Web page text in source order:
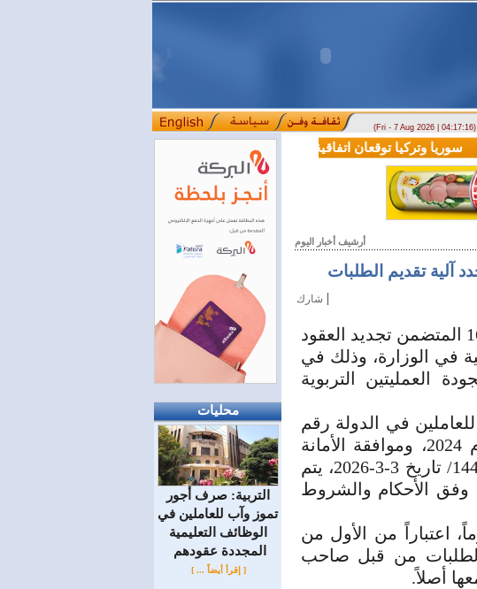
(Fri - 7 Aug 2026 |
محليات
التربية: صرف أجور
تموز وآب للعاملين في
الوظائف ‏التعليمية
المجددة عقودهم ‏
[ إقرأ أيضاً ... ]
سوريا وتركيا توقعان اتفاقية تعاون في مجالي التعليم العالي والبحث العلمي
أرشيف أخبار اليوم
آلية تقديم الطلبات
شارك |
أصدرت وزارة التربية والتعليم اليوم الأحد، القرار رقم 1601 المتضمن تجديد العقود
في الوزارة، وذلك في
العمليتين التربوية
في الدولة رقم
/50/ لعام 2004 وتعديلاته، وأحكام القانون رقم /31/ لعام 2024، وموافقة الأمانة
العامة لرئاسة الجمهورية لشؤون مجلس الوزراء رقم /1448/ تاريخ 3-3-2026، يتم
وفق الأحكام والشروط
اعتباراً من الأول من
الطلبات من قبل صاحب
أصلاً.